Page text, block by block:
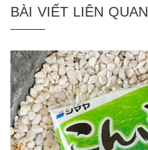
BÀI VIẾT LIÊN QUAN